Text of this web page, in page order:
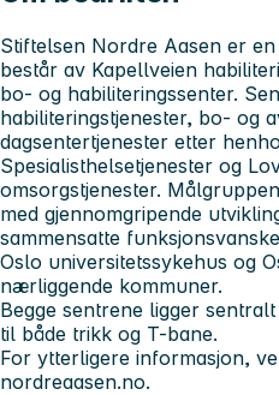
Stiftelsen Nordre Aasen er
består av Kapellveien
bo- og habiliteringssenter.
habiliteringstjenester, bo- og
dagsentertjenester etter
Spesialisthelsetjenester og
omsorgstjenester.
med gjennomgripende
sammensatte
Oslo universitetssykehus og
nærliggende kommuner.
Begge sentrene ligger
til både trikk og T-bane.
For ytterligere informasjon,
nordreaasen.no.